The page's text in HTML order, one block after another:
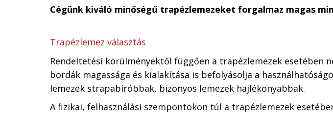
Cégünk kiváló minőségű trapézlemezeket forgalmaz magas
Trapézlemez választás
Rendeltetési körülményektől függően a trapézlemezek esetében
bordák magassága és kialakítása is befolyásolja a
lemezek strapabíróbbak, bizonyos lemezek hajlékonyabbak.
A fizikai, felhasználási szempontokon túl a trapézlemezek